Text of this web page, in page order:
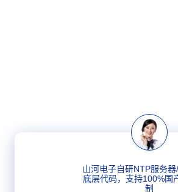
山河电子自研NTP服务
底层代码，支持100%国
制